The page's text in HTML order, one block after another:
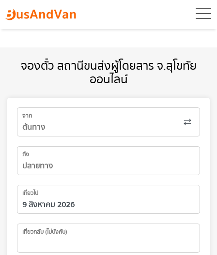
จองตั๋ว สถานีขนส่งผู้โดยสาร จ.สุโขทัย
ออนไลน์
จาก
ถึง
เที่ยวไป
เที่ยวกลับ (ไม่บังคับ)